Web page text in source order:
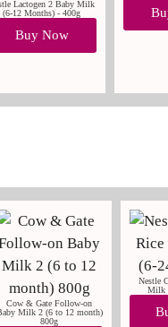
Lactogen 2 Baby Milk
(6-12 Months) - 400g
Buy Now
Cow & Gate Follow-on
Milk 2 (6 to 12 month)
800g
Nestle
Milk